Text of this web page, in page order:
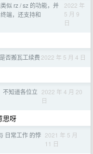
似 rz / sz 的功能，并
端，还支持和
2022 年
5 月 9
日
否搬瓦工续费 2022 年 5 月 4 日
不知道各位立 2022 年 4 月 20
日
思呀
日常工作 的悖 2021 年 5 月
11 日